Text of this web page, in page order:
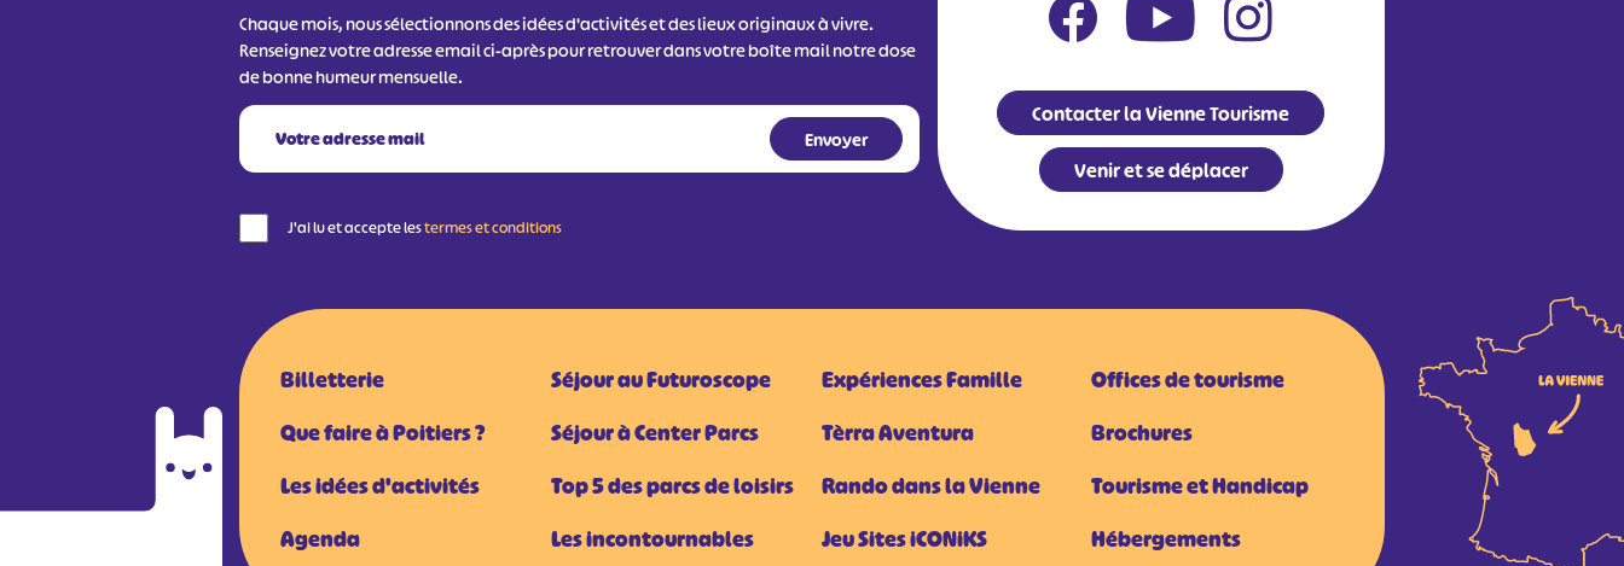
Chaque mois, nous sélectionnons des idées d'activités et des lieux originaux à vivre.
Renseignez votre adresse email ci-après pour retrouver dans votre boîte mail notre dose
de bonne humeur mensuelle.
J'ai lu et accepte lestermes et conditions
Contacter la Vienne Tourisme
Venir et se déplacer
Billetterie
Que faire à Poitiers ?
Les idées d'activités
Agenda
Séjour au Futuroscope
Séjour à Center Parcs
Top 5 des parcs de loisirs
Les incontournables
Expériences Famille
Tèrra Aventura
Rando dans la Vienne
Jeu Sites iCONiKS
Offices de tourisme
Brochures
Tourisme et Handicap
Hébergements